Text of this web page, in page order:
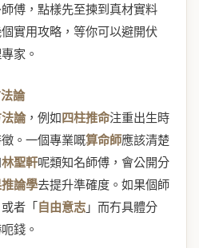
傅，點樣先至揀到真材實料
實用攻略，等你可以避開伏
家。
論
論，例如四柱推命注重出生時
。一個專業嘅算命師應該清楚
林聖軒呢類知名師傅，會公開分
論學去提升準確度。如果個師
者「自由意志 」而冇具體分
錢。